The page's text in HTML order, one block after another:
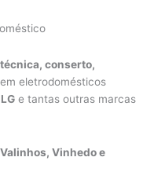
conserto,
em eletrodomésticos
LG e tantas outras marcas
Vinhedo e